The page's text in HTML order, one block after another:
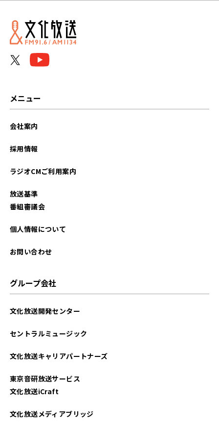
メニュー
会社案内
採用情報
ラジオCMご利用案内
放送基準
番組審議会
個人情報について
お問い合わせ
グループ会社
文化放送開発センター
セントラルミュージック
文化放送キャリアパートナーズ
東京音研放送サービス
文化放送iCraft
文化放送メディアブリッジ